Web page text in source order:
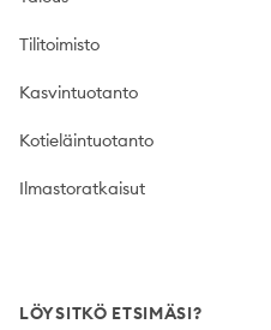
Tilitoimisto
Kasvintuotanto
Kotieläintuotanto
Ilmastoratkaisut
LÖYSITKÖ ETSIMÄSI?